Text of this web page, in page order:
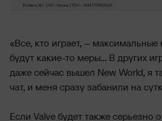
«Все, кто играет, – максимальные
будут какие-то меры... В других
даже сейчас вышел New World, я
чат, и меня сразу забанили на
Если Valve будет также серьезно